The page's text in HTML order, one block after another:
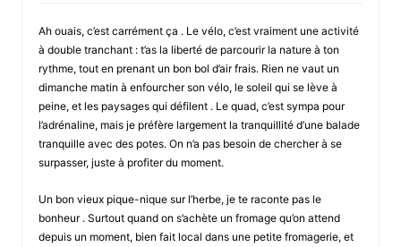
Ah ouais, c’est carrément ça . Le vélo, c’est vraiment une activité
à double tranchant : t’as la liberté de parcourir la nature à ton
rythme, tout en prenant un bon bol d’air frais. Rien ne vaut un
dimanche matin à enfourcher son vélo, le soleil qui se lève à
peine, et les paysages qui défilent . Le quad, c’est sympa pour
l’adrénaline, mais je préfère largement la tranquillité d’une balade
tranquille avec des potes. On n’a pas besoin de chercher à se
surpasser, juste à profiter du moment.
Un bon vieux pique-nique sur l’herbe, je te raconte pas le
bonheur . Surtout quand on s’achète un fromage qu’on attend
depuis un moment, bien fait local dans une petite fromagerie, et